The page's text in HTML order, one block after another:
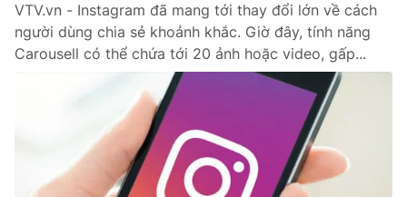
Xã hội
Thế giới
VTV.vn - Instagram đã mang tới thay đổi lớn về cách
người dùng chia sẻ khoảnh khắc. Giờ đây, tính năng
Carousell có thể chứa tới 20 ảnh hoặc video, gấp...